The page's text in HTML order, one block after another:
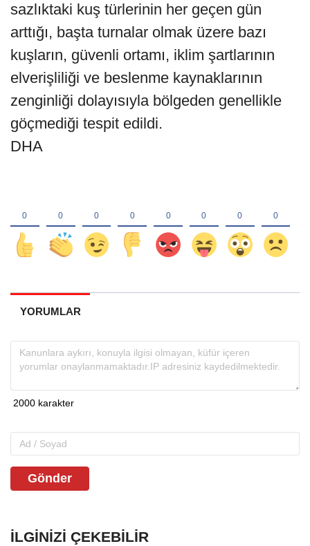
sazlıktaki kuş türlerinin her geçen gün
arttığı, başta turnalar olmak üzere bazı
kuşların, güvenli ortamı, iklim şartlarının
elverişliliği ve beslenme kaynaklarının
zenginliği dolayısıyla bölgeden genellikle
göçmediği tespit edildi.
DHA
YORUMLAR
Gönder
İLGINIZI ÇEKEBILIR